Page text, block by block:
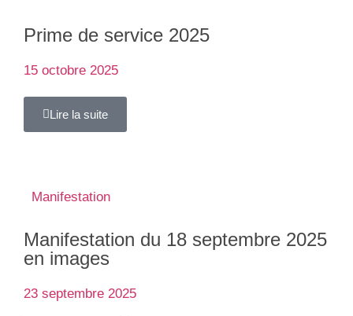
Prime de service 2025
15 octobre 2025
Lire la suite
Manifestation
Manifestation du 18 septembre 2025
en images
23 septembre 2025